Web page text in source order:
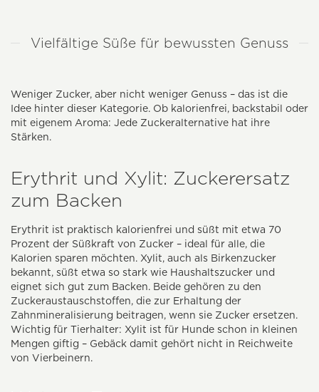
Vielfältige Süße für bewussten Genuss
Weniger Zucker, aber nicht weniger Genuss – das ist die
Idee hinter dieser Kategorie. Ob kalorienfrei, backstabil oder
mit eigenem Aroma: Jede Zuckeralternative hat ihre
Stärken.
Erythrit und Xylit: Zuckerersatz
zum Backen
Erythrit ist praktisch kalorienfrei und süßt mit etwa 70
Prozent der Süßkraft von Zucker – ideal für alle, die
Kalorien sparen möchten. Xylit, auch als Birkenzucker
bekannt, süßt etwa so stark wie Haushaltszucker und
eignet sich gut zum Backen. Beide gehören zu den
Zuckeraustauschstoffen, die zur Erhaltung der
Zahnmineralisierung beitragen, wenn sie Zucker ersetzen.
Wichtig für Tierhalter: Xylit ist für Hunde schon in kleinen
Mengen giftig – Gebäck damit gehört nicht in Reichweite
von Vierbeinern.